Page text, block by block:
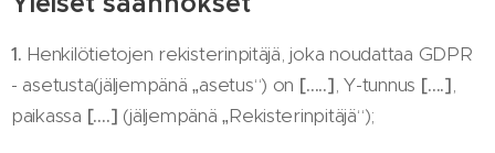
1. Henkilötietojen rekisterinpitäjä, joka noudattaa GDPR
- asetusta(jäljempänä „asetus“) on […..], Y-tunnus [….],
paikassa [….] (jäljempänä „Rekisterinpitäjä“);